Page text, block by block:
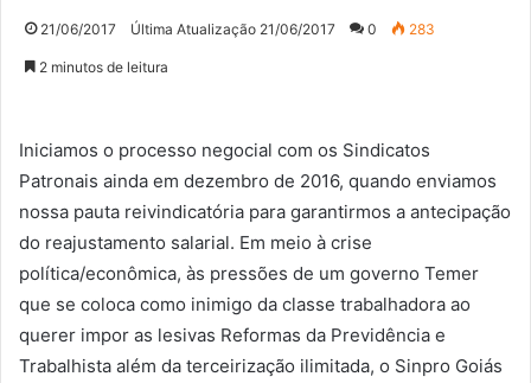
21/06/2017 Última Atualização 21/06/2017 0 283
2 minutos de leitura
Iniciamos o processo negocial com os Sindicatos
Patronais ainda em dezembro de 2016, quando enviamos
nossa pauta reivindicatória para garantirmos a antecipação
do reajustamento salarial. Em meio à crise
política/econômica, às pressões de um governo Temer
que se coloca como inimigo da classe trabalhadora ao
querer impor as lesivas Reformas da Previdência e
Trabalhista além da terceirização ilimitada, o Sinpro Goiás